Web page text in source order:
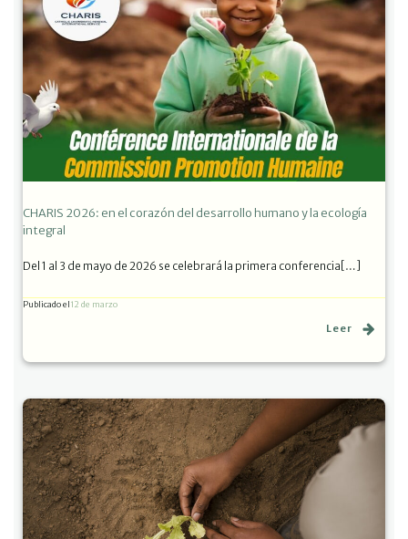
CHARIS 2026: en el corazón del desarrollo humano y la ecología
integral
Del 1 al 3 de mayo de 2026 se celebrará la primera conferencia[…]
Publicado el12 de marzo
Leer